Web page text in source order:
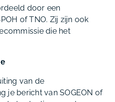
door een
of TNO. Zij zijn ook
die het
van de
je bericht van SOGEON of